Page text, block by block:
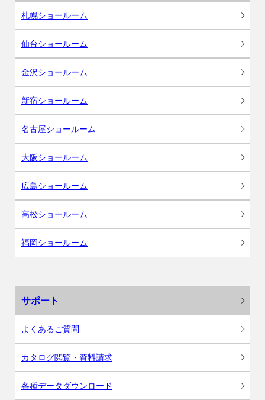
札幌ショールーム
仙台ショールーム
金沢ショールーム
新宿ショールーム
名古屋ショールーム
大阪ショールーム
広島ショールーム
高松ショールーム
福岡ショールーム
サポート
よくあるご質問
カタログ閲覧・資料請求
各種データダウンロード